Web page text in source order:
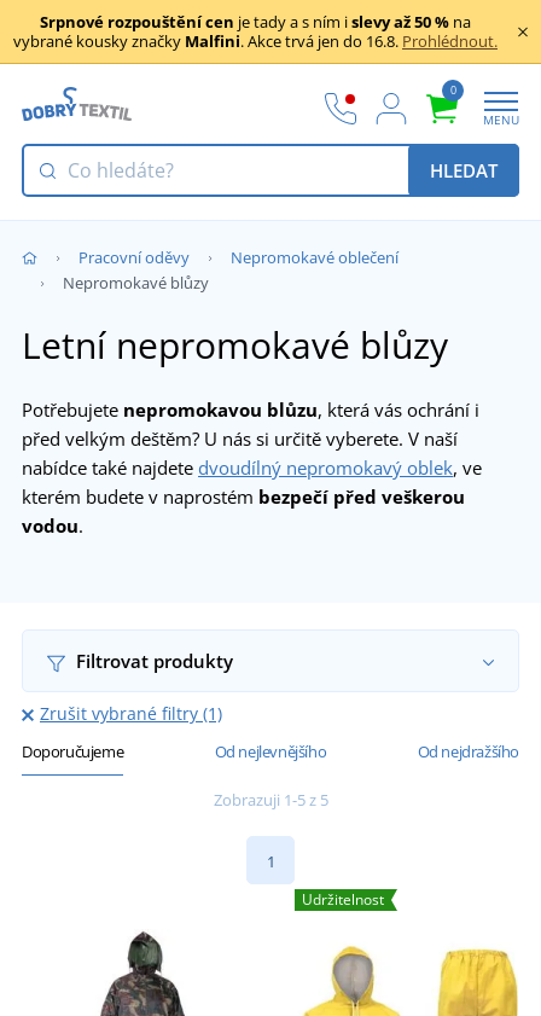
Srpnové rozpouštění cen je tady a s ním islevy až 50 % na
vybrané kousky značky Malfini. Akce trvá jen do 16.8. Prohlédnout.
0
MENU
HLEDAT
Pracovní oděvy
Nepromokavé oblečení
Nepromokavé blůzy
Letní nepromokavé blůzy
Potřebujete nepromokavou blůzu, která vás ochrání i
před velkým deštěm? U nás si určitě vyberete. V naší
nabídce také najdete dvoudílný nepromokavý oblek, ve
kterém budete v naprostém bezpečí před veškerou
vodou.
Filtrovat produkty
Zrušit vybrané filtry (1)
Doporučujeme Od nejlevnějšího Od nejdražšího
Zobrazuji 1-5 z 5
1
Udržitelnost